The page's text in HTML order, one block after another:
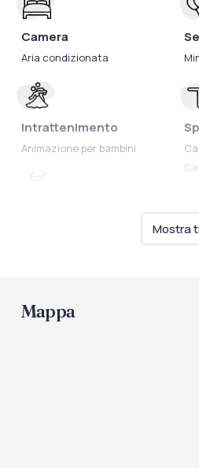
Camera
Aria condizionata
Intrattenimento
Animazione per bambini
Mostra
Mappa